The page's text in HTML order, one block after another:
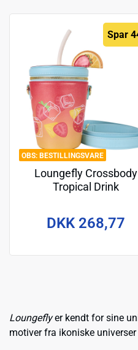
BESTILLINGSVARE
Spar
Loungefly Crossbody
Tropical Drink
DKK 268,77
Loungeflyer kendt for sine
motiver fra ikoniske